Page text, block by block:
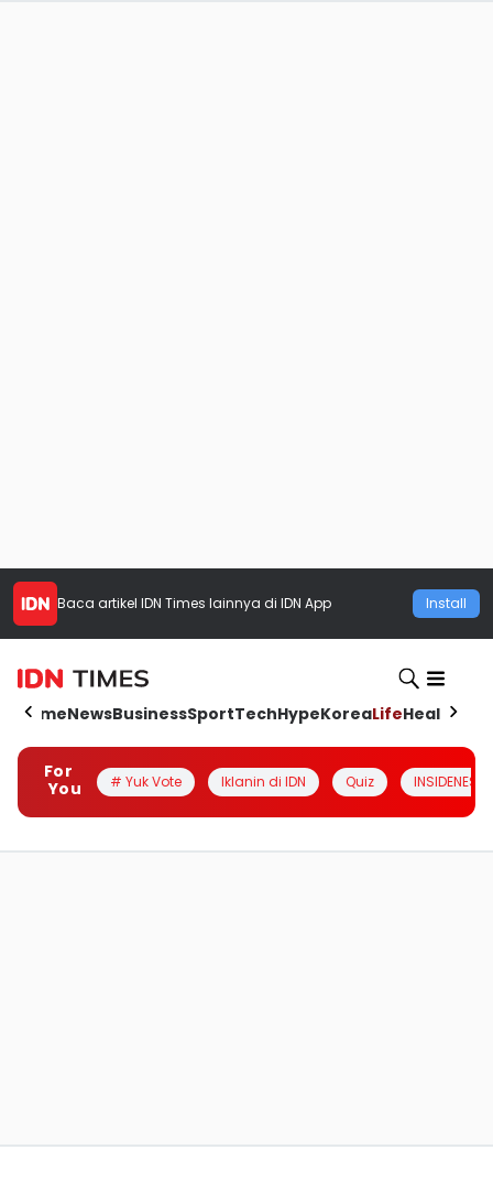
Baca artikel IDN Times lainnya di IDN App Install
HomeNewsBusinessSportTechHypeKoreaLifeHealth
For
You
# Yuk Vote Iklanin di IDN Quiz INSIDENESIA